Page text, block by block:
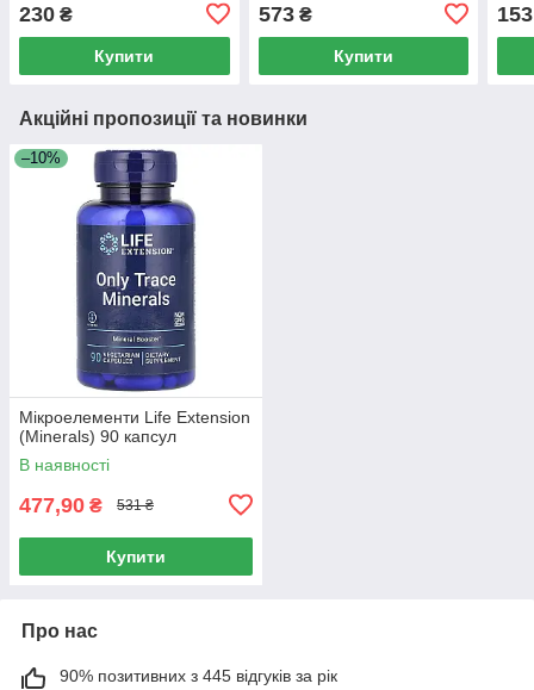
230 ₴
Купити
таблеток
573₴
Купити
153
Акційні пропозиції та новинки
–10%
Мікроелементи Life Extension
(Minerals) 90 капсул
В наявності
477,90 ₴ 531 ₴
Купити
Про нас
90% позитивних з 445 відгуків за рік